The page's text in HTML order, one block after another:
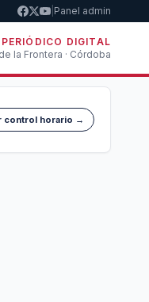
Panel admin
PERIÓDICO DIGITAL
la Frontera · Córdoba
control horario →